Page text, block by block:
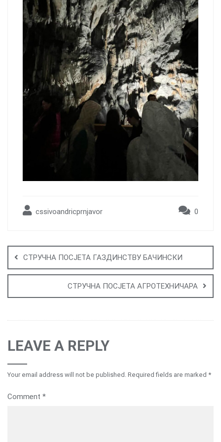
cssivoandricprnjavor 0
navigation
СТРУЧНА ПОСЈЕТА ГАЗДИНСТВУ БАЧИНСКИ
СТРУЧНА ПОСЈЕТА АГРОТЕХНИЧАРА
LEAVE A REPLY
Your email address will not be published. Required fields are marked *
Comment *